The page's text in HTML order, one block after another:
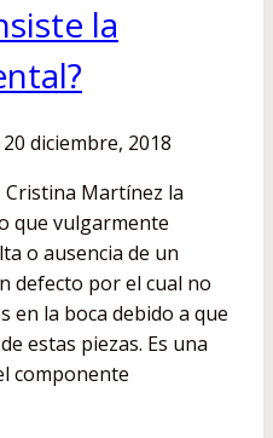
la
20 diciembre, 2018
Cristina Martínez la
que vulgarmente
o ausencia de un
defecto por el cual no
en la boca debido a que
estas piezas. Es una
componente